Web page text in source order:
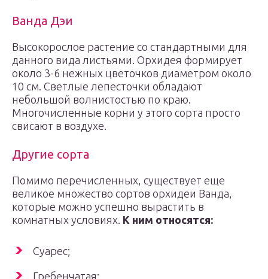
Ванда Дэи
Высокорослое растение со стандартными для
данного вида листьями. Орхидея формирует
около 3-6 нежных цветочков диаметром около
10 см. Светлые лепесточки обладают
небольшой волнистостью по краю.
Многочисленные корни у этого сорта просто
свисают в воздухе.
Другие сорта
Помимо перечисленных, существует еще
великое множество сортов орхидеи Ванда,
которые можно успешно вырастить в
комнатных условиях. К ним относятся:
Суарес;
Гребенчатая;